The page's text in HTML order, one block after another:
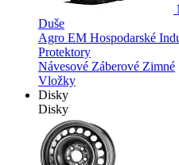
Duše
Agro EM Hospodarské
Protektory
Návesové Záberové Zimné
Vložky
Disky
Disky